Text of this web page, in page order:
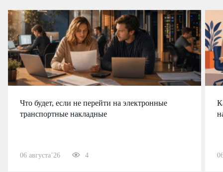
Что будет, если не перейти на электронные
транспортные накладные
06 августа’26 4